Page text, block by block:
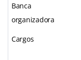
Banca
organizadora
Cargos